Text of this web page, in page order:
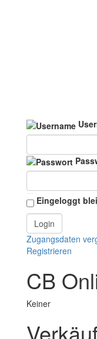
Eingeloggt
Zugangsdaten
Registrieren
CB
Keiner